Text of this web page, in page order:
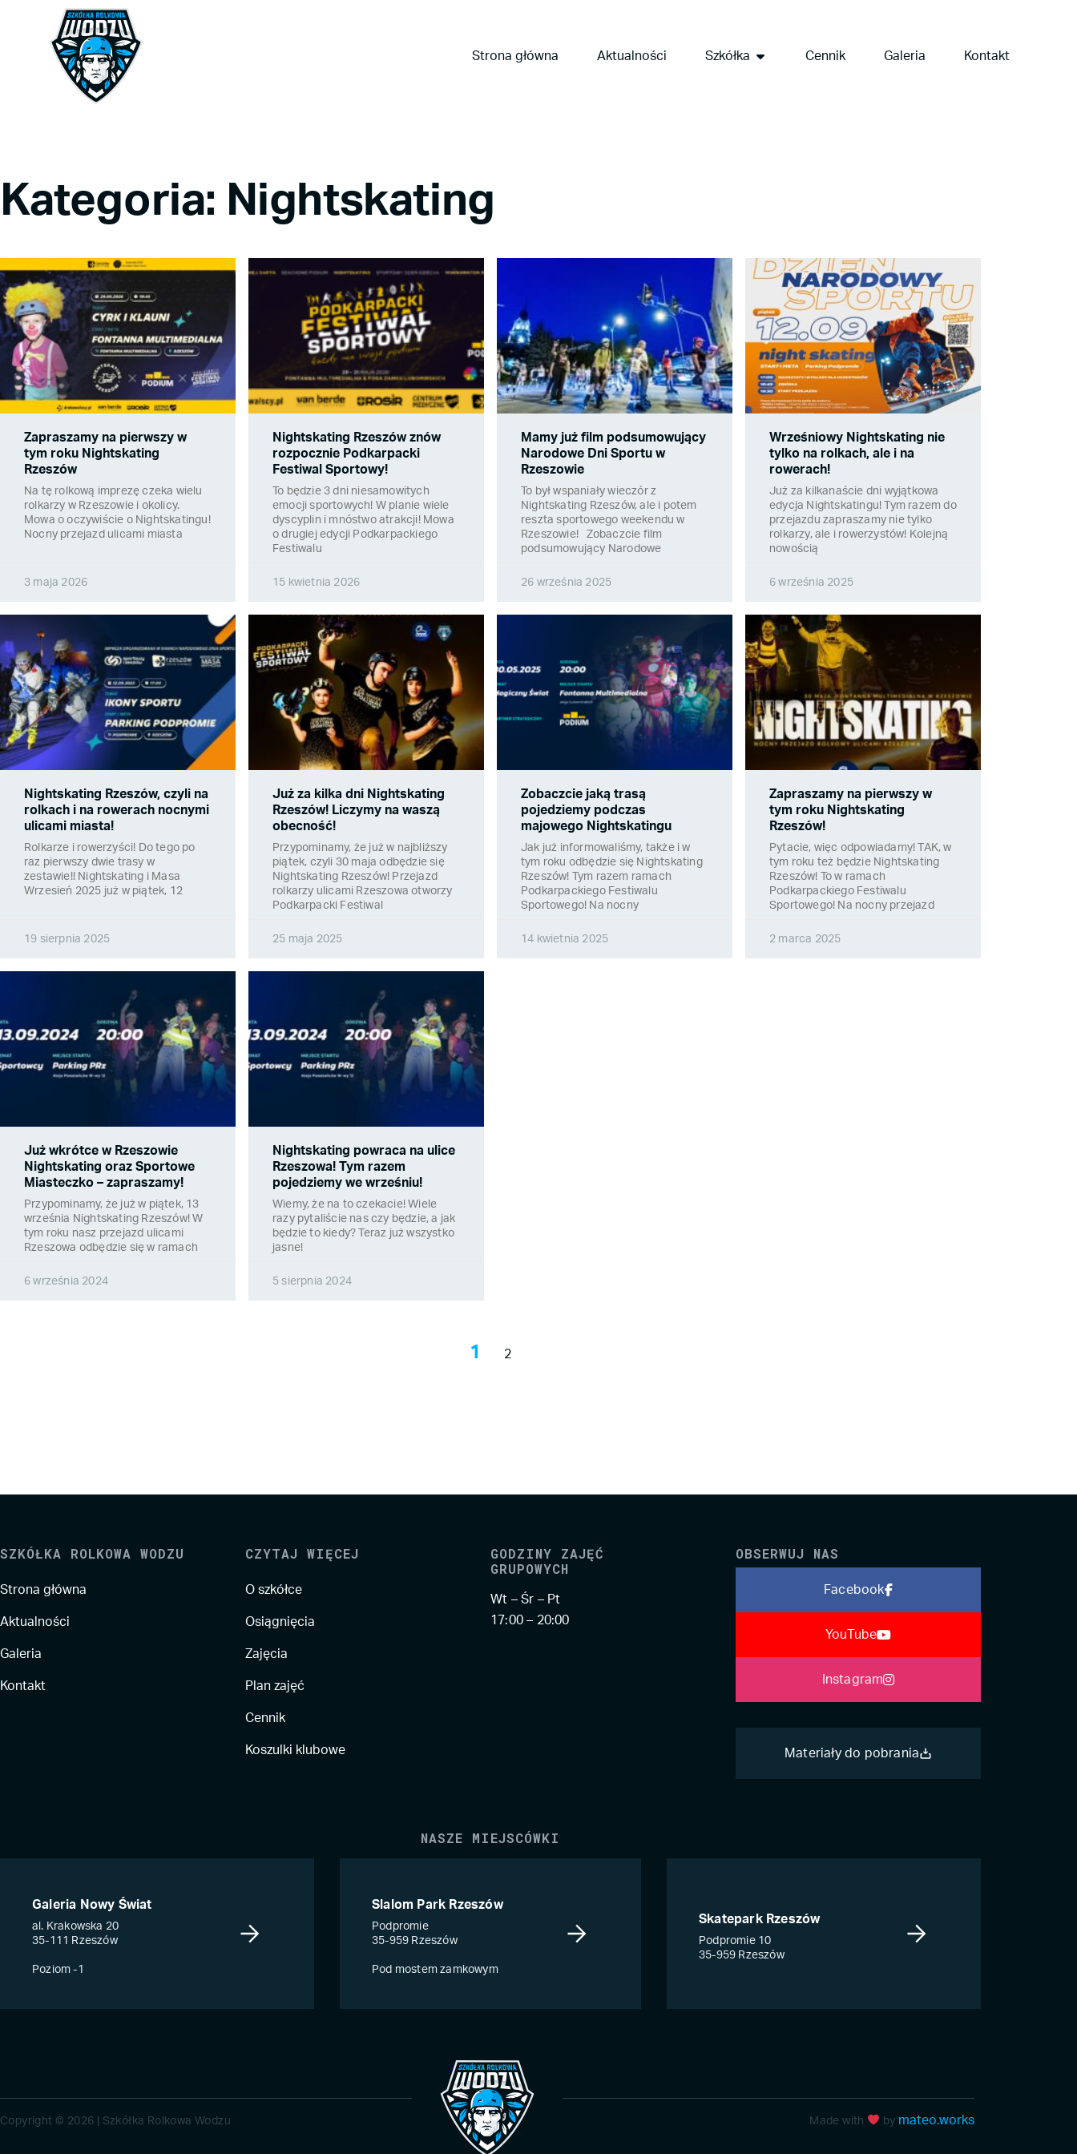
Strona główna Aktualności Szkółka Cennik Galeria Kontakt
Kategoria: Nightskating
Zapraszamy na pierwszy w
tym roku Nightskating
Rzeszów
Na tę rolkową imprezę czeka wielu
rolkarzy w Rzeszowie i okolicy.
Mowa o oczywiście o Nightskatingu!
Nocny przejazd ulicami miasta
3 maja 2026
Nightskating Rzeszów znów
rozpocznie Podkarpacki
Festiwal Sportowy!
To będzie 3 dni niesamowitych
emocji sportowych! W planie wiele
dyscyplin i mnóstwo atrakcji! Mowa
o drugiej edycji Podkarpackiego
Festiwalu
15 kwietnia 2026
Mamy już film podsumowujący
Narodowe Dni Sportu w
Rzeszowie
To był wspaniały wieczór z
Nightskating Rzeszów, ale i potem
reszta sportowego weekendu w
Rzeszowie! Zobaczcie film
podsumowujący Narodowe
26 września 2025
Wrześniowy Nightskating nie
tylko na rolkach, ale i na
rowerach!
Już za kilkanaście dni wyjątkowa
edycja Nightskatingu! Tym razem do
przejazdu zapraszamy nie tylko
rolkarzy, ale i rowerzystów! Kolejną
nowością
6 września 2025
Nightskating Rzeszów, czyli na
rolkach i na rowerach nocnymi
ulicami miasta!
Rolkarze i rowerzyści! Do tego po
raz pierwszy dwie trasy w
zestawie!! Nightskating i Masa
Wrzesień 2025 już w piątek, 12
19 sierpnia 2025
Już za kilka dni Nightskating
Rzeszów! Liczymy na waszą
obecność!
Przypominamy, że już w najbliższy
piątek, czyli 30 maja odbędzie się
Nightskating Rzeszów! Przejazd
rolkarzy ulicami Rzeszowa otworzy
Podkarpacki Festiwal
25 maja 2025
Zobaczcie jaką trasą
pojedziemy podczas
majowego Nightskatingu
Jak już informowaliśmy, także i w
tym roku odbędzie się Nightskating
Rzeszów! Tym razem ramach
Podkarpackiego Festiwalu
Sportowego! Na nocny
14 kwietnia 2025
Zapraszamy na pierwszy w
tym roku Nightskating
Rzeszów!
Pytacie, więc odpowiadamy! TAK, w
tym roku też będzie Nightskating
Rzeszów! To w ramach
Podkarpackiego Festiwalu
Sportowego! Na nocny przejazd
2 marca 2025
Już wkrótce w Rzeszowie
Nightskating oraz Sportowe
Miasteczko – zapraszamy!
Przypominamy, że już w piątek, 13
września Nightskating Rzeszów! W
tym roku nasz przejazd ulicami
Rzeszowa odbędzie się w ramach
6 września 2024
Nightskating powraca na ulice
Rzeszowa! Tym razem
pojedziemy we wrześniu!
Wiemy, że na to czekacie! Wiele
razy pytaliście nas czy będzie, a jak
będzie to kiedy? Teraz już wszystko
jasne!
5 sierpnia 2024
1 2
SZKÓŁKA ROLKOWA WODZU
Strona główna
Aktualności
Galeria
Kontakt
CZYTAJ WIĘCEJ
O szkółce
Osiągnięcia
Zajęcia
Plan zajęć
Cennik
Koszulki klubowe
GODZINY ZAJĘĆ
GRUPOWYCH
Wt – Śr – Pt
17:00 – 20:00
OBSERWUJ NAS
Facebook
YouTube
Instagram
Materiały do pobrania
NASZE MIEJSCÓWKI
Galeria Nowy Świat
al. Krakowska 20
35-111 Rzeszów
Poziom -1
Slalom Park Rzeszów
Podpromie
35-959 Rzeszów
Pod mostem zamkowym
Skatepark Rzeszów
Podpromie 10
35-959 Rzeszów
Copyright © 2026 | Szkółka Rolkowa Wodzu Made with by mateo.works